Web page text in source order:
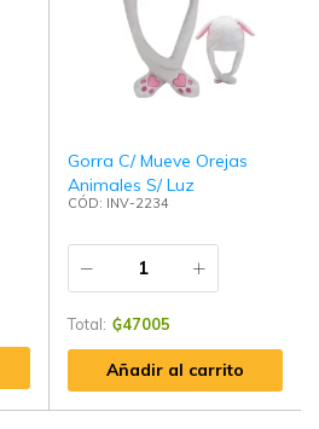
Gorra C/ Mueve Orejas
Animales S/ Luz
CÓD: INV-2234
Total: ₲47005
Añadir al carrito